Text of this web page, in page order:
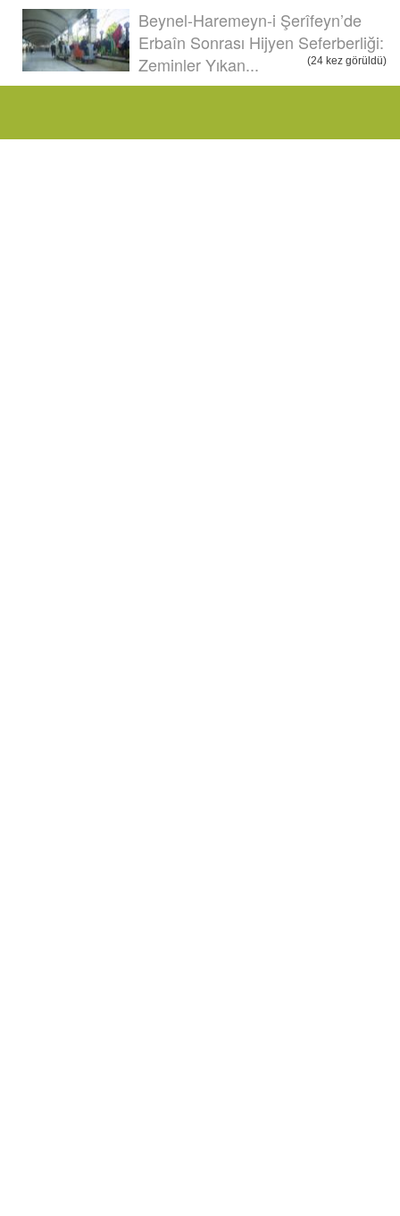
Beynel-Haremeyn-i Şerîfeyn’de
Erbaîn Sonrası Hijyen Seferberliği:
Zeminler Yıkan...
(24 kez görüldü)